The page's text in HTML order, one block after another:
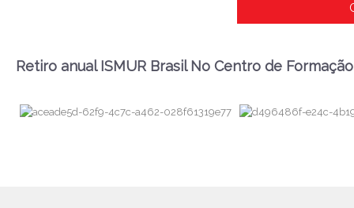
Retiro anual ISMUR Brasil No Centro de